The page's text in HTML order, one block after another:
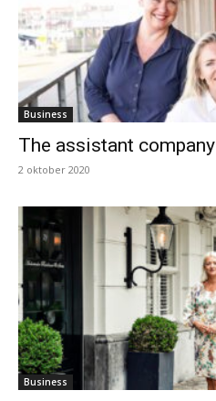
Business
The assistant company
2 oktober 2020
Business